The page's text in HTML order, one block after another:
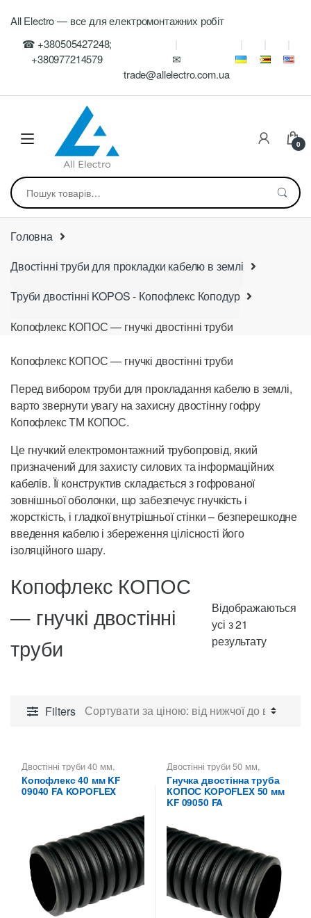
navigation
content
All Electro — все для електромонтажних робіт
☎ +380505427248;
+380977214579
✉
trade@allelectro.com.ua
0
Шукати:
Головна
Двостінні труби для прокладки кабелю в землі
Труби двостінні KOPOS - Копофлекс Коподур
Копофлекс КОПОС — гнучкі двостінні труби
Копофлекс КОПОС — гнучкі двостінні труби
Перед вибором труби для прокладання кабелю в землі,
варто звернути увагу на захисну двостінну гофру
Копофлекс ТМ КОПОС.
Це гнучкий електромонтажний трубопровід, який
призначений для захисту силових та інформаційних
кабелів. Її конструктив складається з гофрованої
зовнішньої оболонки, що забезпечує гнучкість і
жорсткість, і гладкої внутрішньої стінки – безперешкодне
введення кабелю і збереження цілісності його
ізоляційного шару.
Копофлекс КОПОС
— гнучкі двостінні
труби
Відображаються
усі з 21
результату
Filters
Двостінні труби 40 мм,
Копофлекс КОПОС — гнучкі
двостінні труби, Труби
двостінні KOPOS -
Копофлекс 40 мм KF
09040 FA KOPOFLEX
Двостінні труби 50 мм,
Копофлекс КОПОС — гнучкі
двостінні труби,Труби
двостінні KOPOS -
Копофлекс Коподур
Гнучка двостінна труба
КОПОС KOPOFLEX 50 мм
KF 09050 FA